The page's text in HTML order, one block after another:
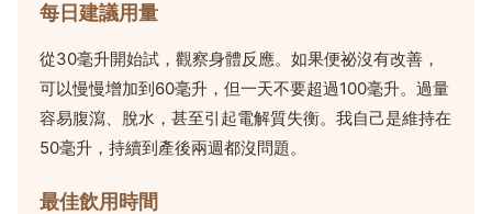
每日建議用量
從30毫升開始試，觀察身體反應。如果便祕沒有改善，
可以慢慢增加到60毫升，但一天不要超過100毫升。過量
容易腹瀉、脫水，甚至引起電解質失衡。我自己是維持在
50毫升，持續到產後兩週都沒問題。
最佳飲用時間